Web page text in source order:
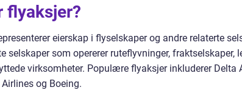
flyaksjer?
eierskap i flyselskaper og andre relaterte
selskaper som opererer ruteflyvninger, fraktselskaper,
virksomheter. Populære flyaksjer inkluderer Delta
og Boeing.